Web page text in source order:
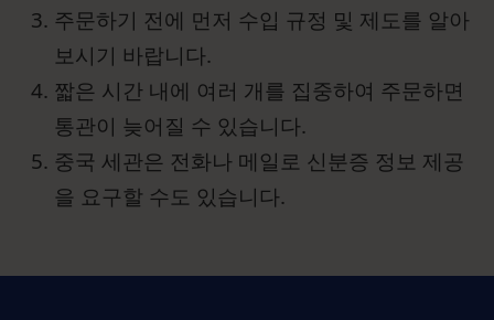
주문하기 전에 먼저 수입 규정 및 제도를 알아
보시기 바랍니다.
짧은 시간 내에 여러 개를 집중하여 주문하면
통관이 늦어질 수 있습니다.
중국 세관은 전화나 메일로 신분증 정보 제공
을 요구할 수도 있습니다.